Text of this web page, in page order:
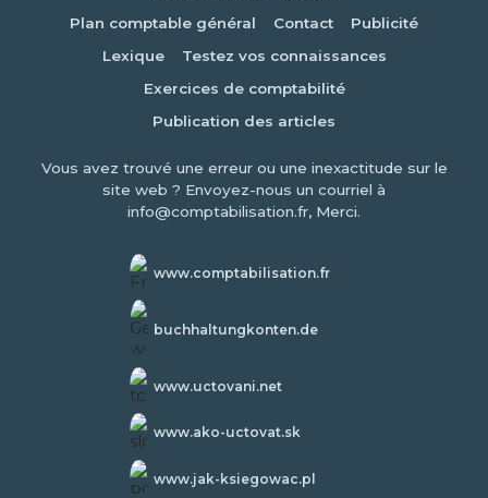
Plan comptable général
Contact
Publicité
Lexique
Testez vos connaissances
Exercices de comptabilité
Publication des articles
Vous avez trouvé une erreur ou une inexactitude sur le
site web ? Envoyez-nous un courriel à
info@comptabilisation.fr, Merci.
www.comptabilisation.fr
buchhaltungkonten.de
www.uctovani.net
www.ako-uctovat.sk
www.jak-ksiegowac.pl